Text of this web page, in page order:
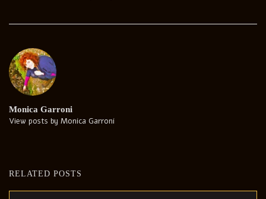
Monica Garroni
View posts by Monica Garroni
RELATED POSTS